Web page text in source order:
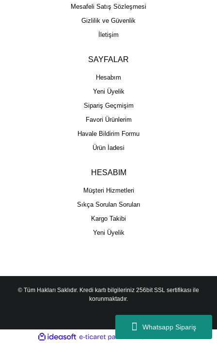
Whatsapp Sipariş
Mesafeli Satış Sözleşmesi
Gizlilik ve Güvenlik
İletişim
SAYFALAR
Hesabım
Yeni Üyelik
Sipariş Geçmişim
Favori Ürünlerim
Havale Bildirim Formu
Ürün İadesi
HESABIM
Müşteri Hizmetleri
Sıkça Sorulan Soruları
Kargo Takibi
Yeni Üyelik
© Tüm Hakları Saklıdır. Kredi kartı bilgileriniz 256bit SSL sertifikası ile
korunmaktadır.
ideasoft